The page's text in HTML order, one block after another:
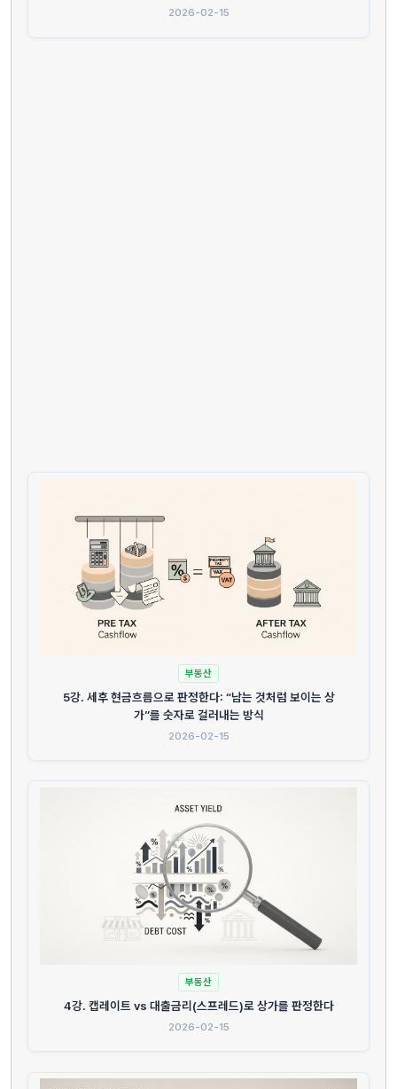
2026-02-15
부동산
5강. 세후 현금흐름으로 판정한다: “남는 것처럼 보이는 상
가”를 숫자로 걸러내는 방식
2026-02-15
부동산
4강. 캡레이트 vs 대출금리(스프레드)로 상가를 판정한다
2026-02-15